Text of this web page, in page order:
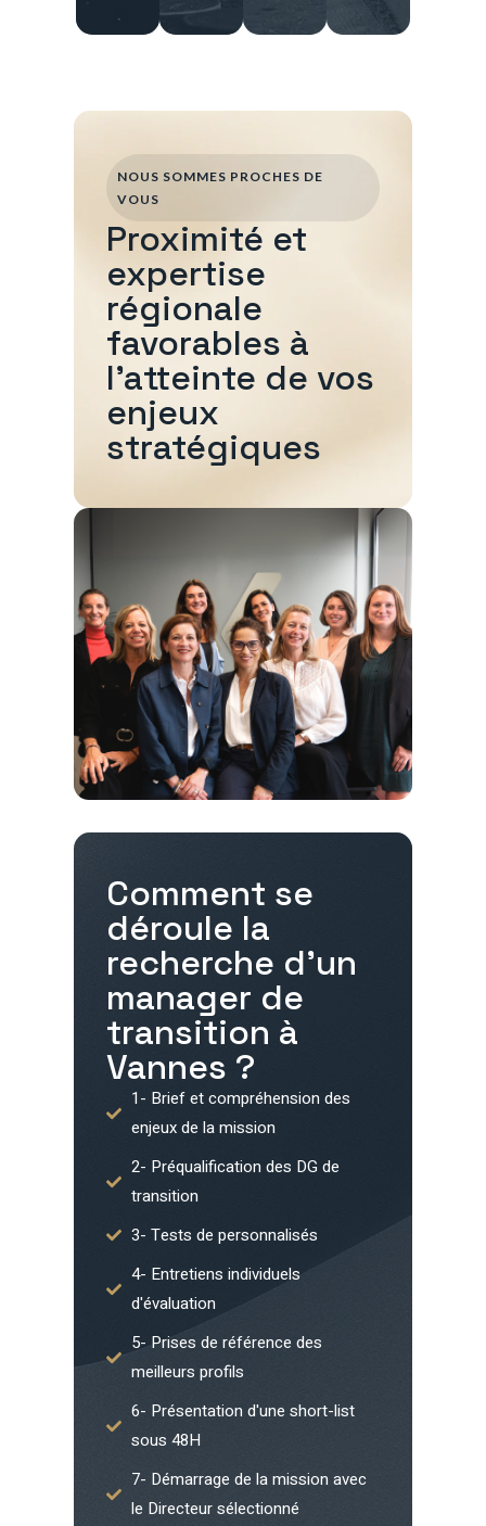
Comment se
déroule la
recherche d'un
manager de
transition à
Vannes ?
1- Brief et compréhension des
enjeux de la mission
2- Préqualification des DG de
transition
3- Tests de personnalisés
4- Entretiens individuels
d'évaluation
5- Prises de référence des
meilleurs profils
6- Présentation d'une short-list
sous 48H
7- Démarrage de la mission avec
le Directeur sélectionné
NOUS SOMMES PROCHES DE
VOUS
Proximité et
expertise
régionale
favorables à
l'atteinte de vos
enjeux
stratégiques